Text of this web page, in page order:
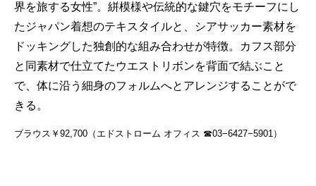
界を旅する女性”。絣模様や伝統的な鍵穴をモチーフにし
たジャパン着想のテキスタイルと、シアサッカー素材を
ドッキングした独創的な組み合わせが特徴。カフス部分
と同素材で仕立てたウエストリボンを背面で結ぶこと
で、体に沿う細身のフォルムへとアレンジすることがで
きる。
ブラウス￥92,700（エドストローム オフィス ☎03−6427−5901）